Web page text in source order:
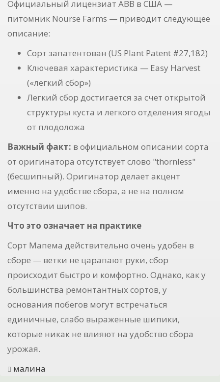
Официальный лицензиат ABB в США —
питомник Nourse Farms — приводит следующее
описание:
Сорт запатентован (US Plant Patent #27,182)
Ключевая характеристика — Easy Harvest
(«легкий сбор»)
Легкий сбор достигается за счет открытой
структуры куста и легкого отделения ягоды
от плодоложа
Важный факт: в официальном описании сорта
от оригинатора отсутствует слово "thornless"
(бесшипный). Оригинатор делает акцент
именно на удобстве сбора, а не на полном
отсутствии шипов.
Что это означает на практике
Сорт Мапема действительно очень удобен в
сборе — ветки не царапают руки, сбор
происходит быстро и комфортно. Однако, как у
большинства ремонтантных сортов, у
основания побегов могут встречаться
единичные, слабо выраженные шипики,
которые никак не влияют на удобство сбора
урожая.
малина